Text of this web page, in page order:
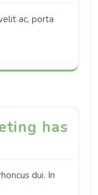
ac, porta
has
dui. In